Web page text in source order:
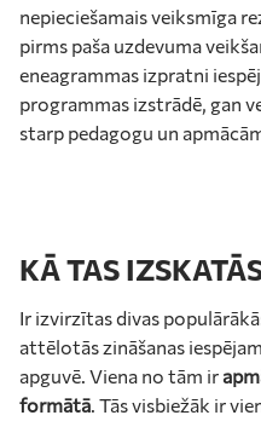
nepieciešamais veiksmīga
pirms paša uzdevuma
eneagrammas izpratni
programmas izstrādē, gan
starp pedagogu un
KĀ TAS
Ir izvirzītas divas
attēlotās zināšanas
apguvē. Viena no tām ir
formātā. Tās visbiežāk ir